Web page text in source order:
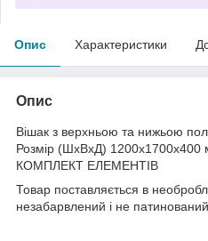
Опис Характеристики
Опис
Вішак з верхньою та нижьою
Розмір (ШхВхД)
КОМПЛЕКТ ЕЛЕМЕНТІВ
Товар поставляється в
незабарвлений і не патинований